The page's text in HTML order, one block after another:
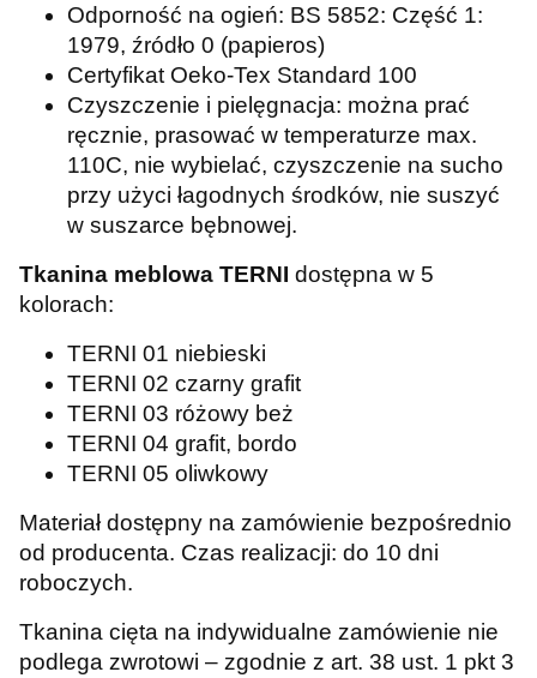
Odporność na ogień: BS 5852: Część 1:
1979, źródło 0 (papieros)
Certyfikat Oeko-Tex Standard 100
Czyszczenie i pielęgnacja: można prać
ręcznie, prasować w temperaturze max.
110C, nie wybielać, czyszczenie na sucho
przy użyci łagodnych środków, nie suszyć
w suszarce bębnowej.
Tkanina meblowa TERNI dostępna w 5
kolorach:
TERNI 01 niebieski
TERNI 02 czarny grafit
TERNI 03 różowy beż
TERNI 04 grafit, bordo
TERNI 05 oliwkowy
Materiał dostępny na zamówienie bezpośrednio
od producenta. Czas realizacji: do 10 dni
roboczych.
Tkanina cięta na indywidualne zamówienie nie
podlega zwrotowi – zgodnie z art. 38 ust. 1 pkt 3